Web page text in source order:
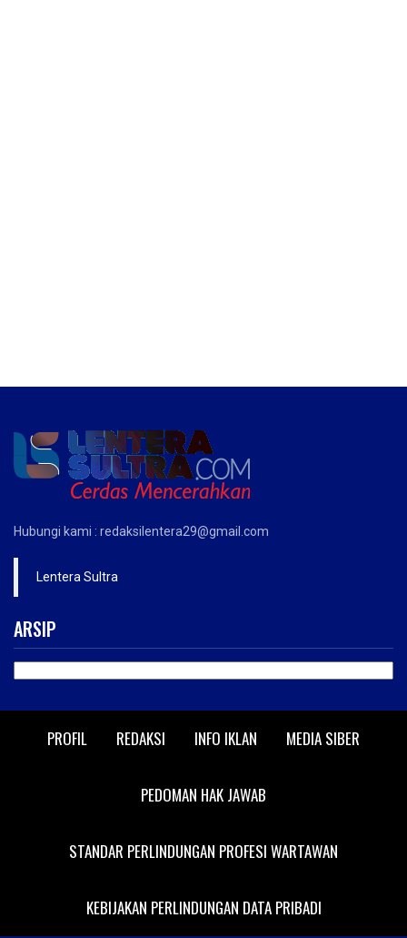
Hubungi kami : redaksilentera29@gmail.com
Lentera Sultra
ARSIP
PROFIL REDAKSI INFO IKLAN MEDIA SIBER
PEDOMAN HAK JAWAB
STANDAR PERLINDUNGAN PROFESI WARTAWAN
KEBIJAKAN PERLINDUNGAN DATA PRIBADI